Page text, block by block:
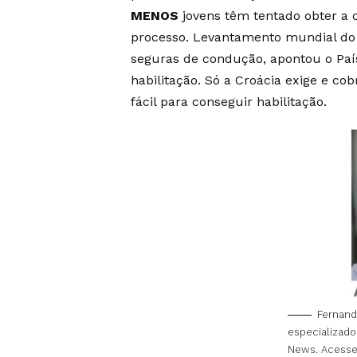
MENOS jovens têm tentado obter a
processo. Levantamento mundial
seguras de condução, apontou o
habilitação. Só a Croácia exige e
fácil para conseguir habilitação.
News.